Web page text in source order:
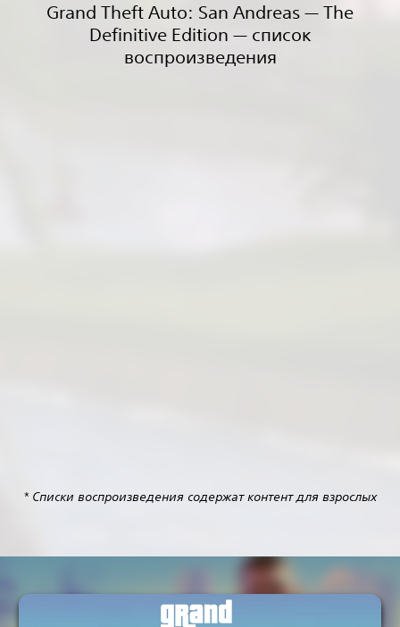
Grand Theft Auto: San Andreas — The
Definitive Edition — список
воспроизведения
* Списки воспроизведения содержат контент для взрослых